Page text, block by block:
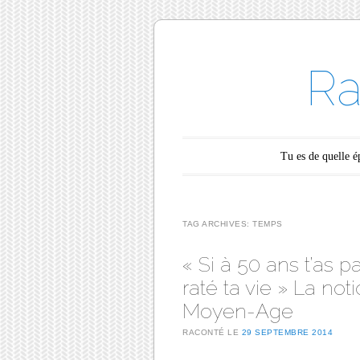
Main menuTu es de quelle
TAG ARCHIVES: TEMPS
« Si à 50 ans t’as
raté ta vie » La
Moyen-Age
RACONTÉ LE 29 SEPTEMBRE 2014